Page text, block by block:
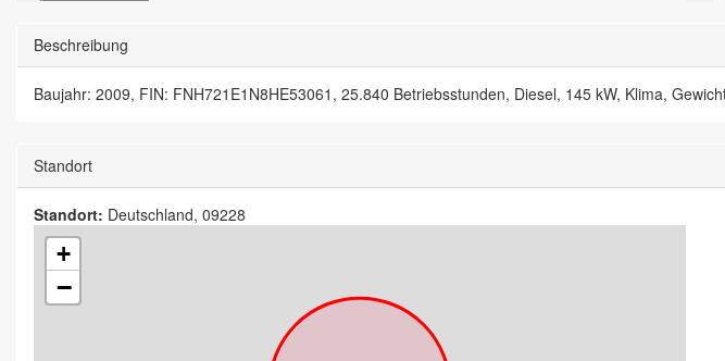
Beschreibung
Baujahr: 2009, FIN: FNH721E1N8HE53061, 25.840 Betriebsstunden, Diesel, 145 kW, Klima,
Standort
Standort: Deutschland, 09228
+
−